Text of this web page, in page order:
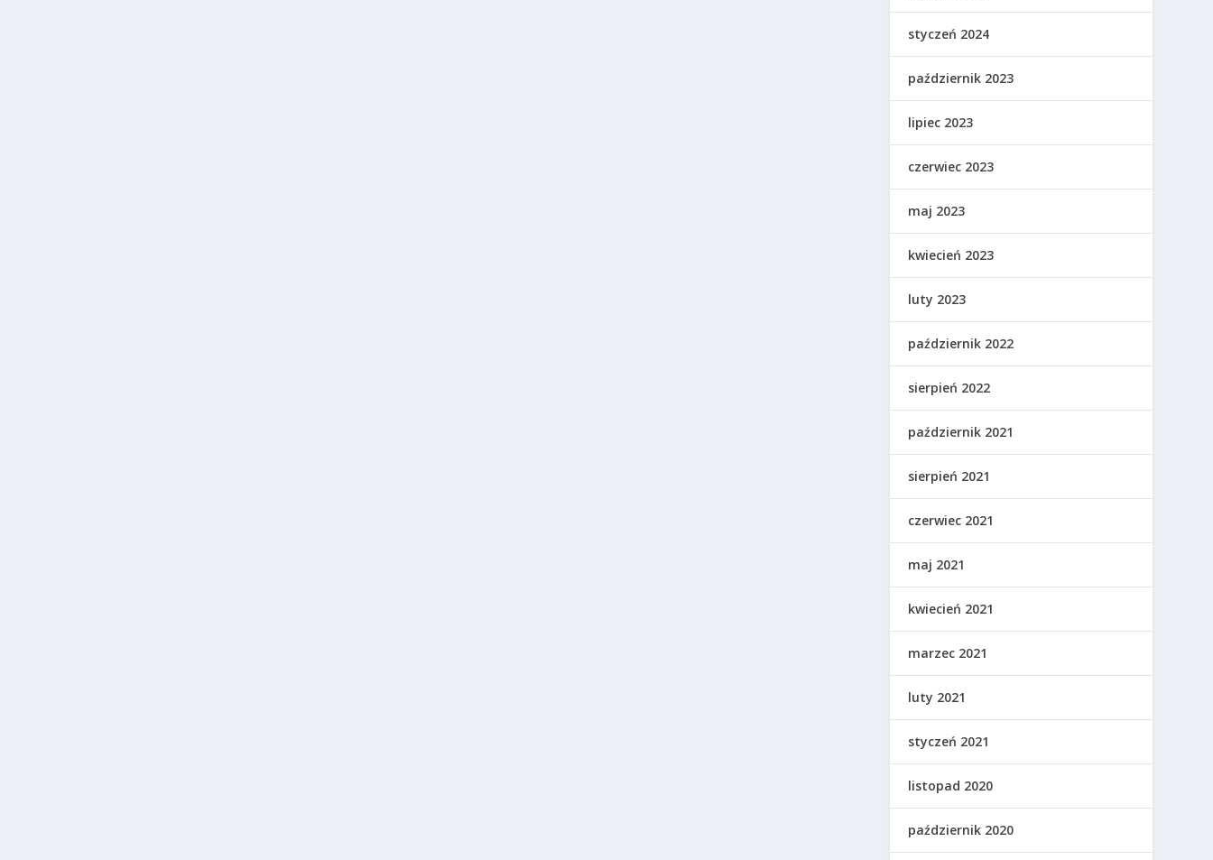
styczeń 2024
październik 2023
lipiec 2023
czerwiec 2023
maj 2023
kwiecień 2023
luty 2023
październik 2022
sierpień 2022
październik 2021
sierpień 2021
czerwiec 2021
maj 2021
kwiecień 2021
marzec 2021
luty 2021
styczeń 2021
listopad 2020
październik 2020